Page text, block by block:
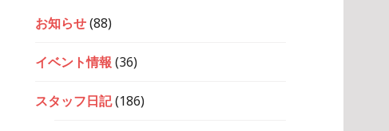
お知らせ(88)
イベント情報 (36)
スタッフ日記(186)